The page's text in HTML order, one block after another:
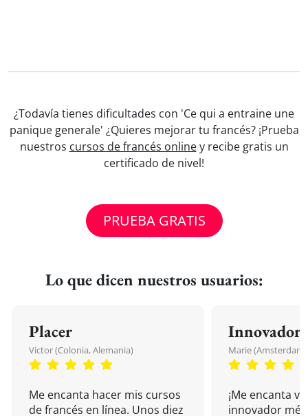
¿Todavía tienes dificultades con 'Ce qui a entraine une
panique generale' ¿Quieres mejorar tu francés? ¡Prueba
nuestros cursos de francés onliney recibe gratis un
certificado de nivel!
PRUEBA GRATIS
Lo que dicen nuestros usuarios:
Placer
Victor (Colonia, Alemania)
Me encanta hacer mis cursos
de francés en línea. Unos diez
Innovador
Marie (Amsterdam,
¡Me encanta
innovador